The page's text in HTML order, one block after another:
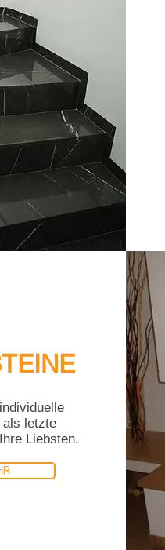
als letzte
Liebsten.